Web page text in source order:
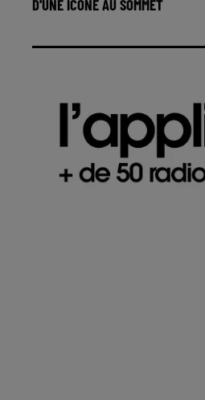
D'UNE ICÔNE AU SOMMET